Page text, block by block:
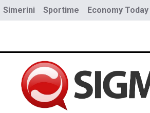
Simerini Sportime Economy Today